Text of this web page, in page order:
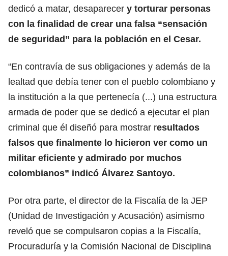
dedicó a matar, desaparecer y torturar personas
con la finalidad de crear una falsa “sensación
de seguridad” para la población en el Cesar.
“En contravía de sus obligaciones y además de la
lealtad que debía tener con el pueblo colombiano y
la institución a la que pertenecía (...) una estructura
armada de poder que se dedicó a ejecutar el plan
criminal que él diseñó para mostrar resultados
falsos que finalmente lo hicieron ver como un
militar eficiente y admirado por muchos
colombianos” indicó Álvarez Santoyo.
Por otra parte, el director de la Fiscalía de la JEP
(Unidad de Investigación y Acusación) asimismo
reveló que se compulsaron copias a la Fiscalía,
Procuraduría y la Comisión Nacional de Disciplina